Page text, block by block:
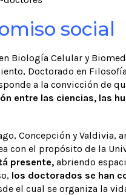
social
Biología Celular y
Doctorado en
a la convicción de
entre las ciencias, las
Concepción y Valdivia,
con el propósito de la
presente,abriendo
los doctorados se han
el cual se organiza la